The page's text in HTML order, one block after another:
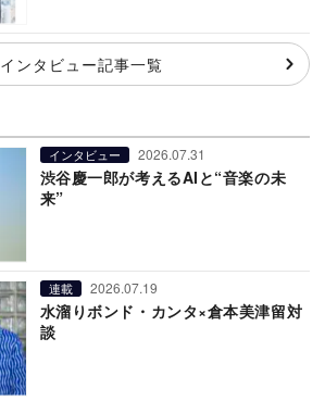
インタビュー記事一覧
インタビュー 2026.07.31
渋谷慶一郎が考えるAIと“音楽の未
来”
連載 2026.07.19
水溜りボンド・カンタ×倉本美津留対
談